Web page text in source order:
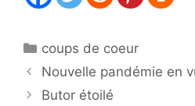
Catégories
coups de coeur
Nouvelle pandémie en
Butor étoilé